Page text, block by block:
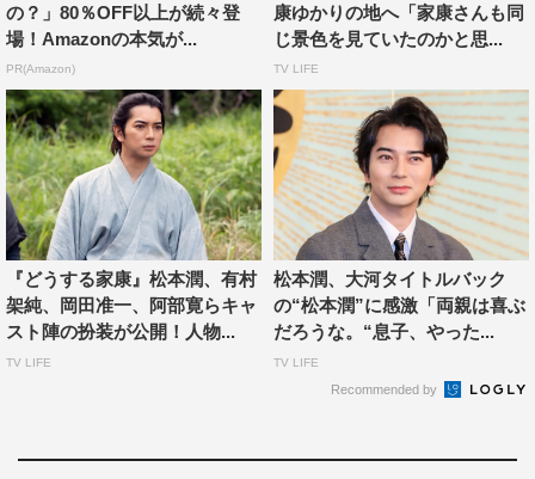
『どうする家康』©NHK
番組情報
大河ドラマ『どうする家康』
毎週日曜
NHK総合 午後8時～
BSプレミアム/BS4K 午後6時～
WEB
番組公式HP：https://www.nhk.or.jp/ieyasu/
https://twitter.com/nhk_ieyasu
の？」80％OFF以上が続々登
場！Amazonの本気が...
PR(Amazon)
康ゆかりの地へ「家康さんも同
じ景色を見ていたのかと思...
TV LIFE
『どうする家康』松本潤、有村
架純、岡田准一、阿部寛らキャ
スト陣の扮装が公開！人物...
TV LIFE
松本潤、大河タイトルバック
の“松本潤”に感激「両親は喜ぶ
だろうな。“息子、やった...
TV LIFE
Recommended by